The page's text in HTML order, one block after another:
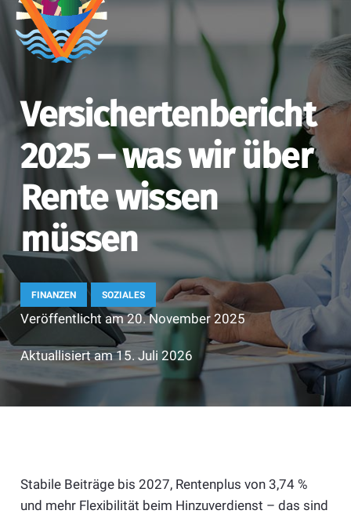
Versichertenbericht
2025 – was wir über
Rente wissen
müssen
FINANZEN SOZIALES
Veröffentlicht am20. November 2025
Aktuallisiert am15. Juli 2026
Stabile Beiträge bis 2027, Rentenplus von 3,74 %
und mehr Flexibilität beim Hinzuverdienst – das sind